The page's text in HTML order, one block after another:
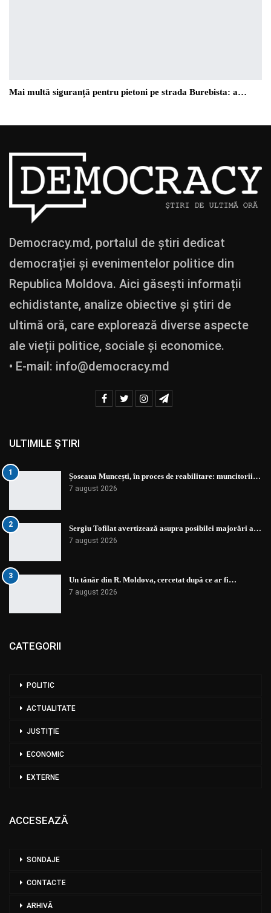
Mai multă siguranță pentru pietoni pe strada Burebista: a…
Democracy.md, portalul de știri dedicat
democrației și evenimentelor politice din
Republica Moldova. Aici găsești informații
echidistante, analize obiective și știri de
ultimă oră, care explorează diverse aspecte
ale vieții politice, sociale și economice.
• E-mail: info@democracy.md
ULTIMILE ȘTIRI
1 Șoseaua Muncești, în proces de reabilitare: muncitorii…
7 august 2026
2 Sergiu Tofilat avertizează asupra posibilei majorări a…
7 august 2026
3 Un tânăr din R. Moldova, cercetat după ce ar fi…
7 august 2026
CATEGORII
POLITIC
ACTUALITATE
JUSTIȚIE
ECONOMIC
EXTERNE
ACCESEAZĂ
SONDAJE
CONTACTE
ARHIVĂ